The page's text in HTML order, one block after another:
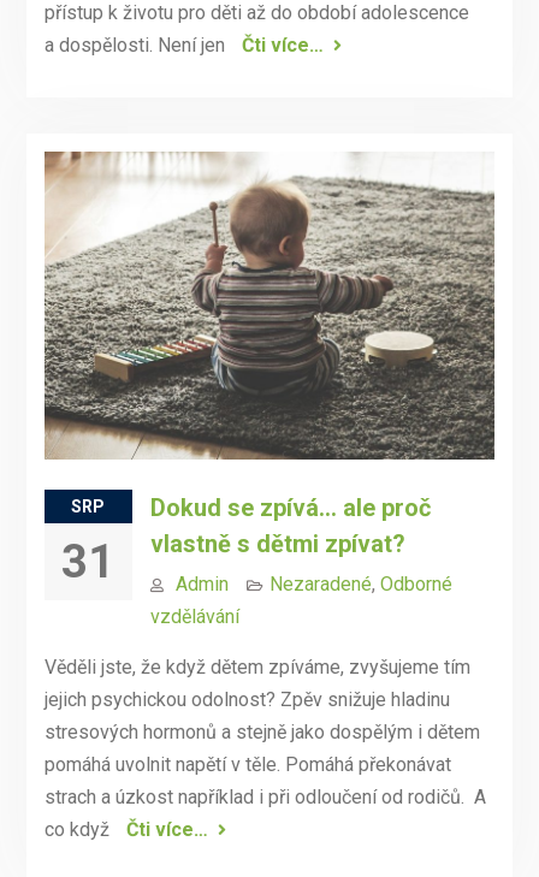
přístup k životu pro děti až do období adolescence
a dospělosti. Není jen
Čti více…
SRP
31
Dokud se zpívá… ale proč
vlastně s dětmi zpívat?
Admin Nezaradené, Odborné
vzdělávání
Věděli jste, že když dětem zpíváme, zvyšujeme tím
jejich psychickou odolnost? Zpěv snižuje hladinu
stresových hormonů a stejně jako dospělým i dětem
pomáhá uvolnit napětí v těle. Pomáhá překonávat
strach a úzkost například i při odloučení od rodičů. A
co když
Čti více…